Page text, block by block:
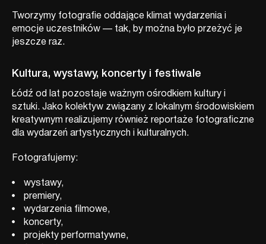
Tworzymy fotografie oddające klimat wydarzenia i
emocje uczestników — tak, by można było przeżyć je
jeszcze raz.
Kultura, wystawy, koncerty i festiwale
Łódź od lat pozostaje ważnym ośrodkiem kultury i
sztuki. Jako kolektyw związany z lokalnym środowiskiem
kreatywnym realizujemy również reportaże fotograficzne
dla wydarzeń artystycznych i kulturalnych.
Fotografujemy:
wystawy,
premiery,
wydarzenia filmowe,
koncerty,
projekty performatywne,